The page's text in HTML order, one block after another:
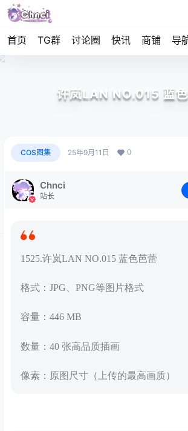
首页 TG群 讨论圈 快讯 商铺 导
许岚LAN NO.015 蓝
COS图集 25年9月11日 0
Chnci
站长
1525.许岚LAN NO.015 蓝色芭蕾
格式：JPG、PNG等图片格式
容量：446 MB
数量：40 张高品质插画
像素：原图尺寸（上传的最高画质）